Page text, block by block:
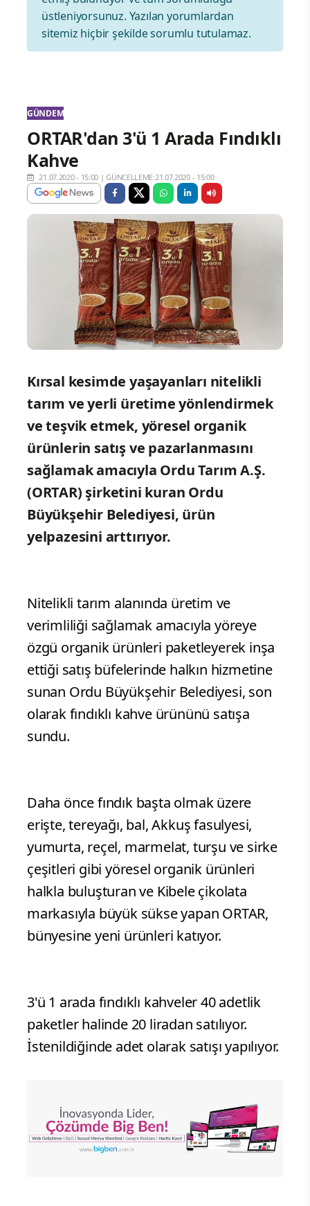
üstleniyorsunuz. Yazılan yorumlardan
sitemiz hiçbir şekilde sorumlu tutulamaz.
GÜNDEM
ORTAR'dan 3'ü 1 Arada Fındıklı
Kahve
21.07.2020 - 15:00 |GÜNCELLEME:21.07.2020 - 15:00
Kırsal kesimde yaşayanları nitelikli
tarım ve yerli üretime yönlendirmek
ve teşvik etmek, yöresel organik
ürünlerin satış ve pazarlanmasını
sağlamak amacıyla Ordu Tarım A.Ş.
(ORTAR) şirketini kuran Ordu
Büyükşehir Belediyesi, ürün
yelpazesini arttırıyor.
Nitelikli tarım alanında üretim ve
verimliliği sağlamak amacıyla yöreye
özgü organik ürünleri paketleyerek inşa
ettiği satış büfelerinde halkın hizmetine
sunan Ordu Büyükşehir Belediyesi, son
olarak fındıklı kahve ürününü satışa
sundu.
Daha önce fındık başta olmak üzere
erişte, tereyağı, bal, Akkuş fasulyesi,
yumurta, reçel, marmelat, turşu ve sirke
çeşitleri gibi yöresel organik ürünleri
halkla buluşturan ve Kibele çikolata
markasıyla büyük sükse yapan ORTAR,
bünyesine yeni ürünleri katıyor.
3'ü 1 arada fındıklı kahveler 40 adetlik
paketler halinde 20 liradan satılıyor.
İstenildiğinde adet olarak satışı yapılıyor.